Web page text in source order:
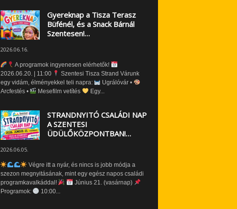
Gyereknap a Tisza Terasz
Büfénél, és a Snack Bárnál
Szentesen!…
2026.06.16.
A programok ingyenesen elérhetők!
2026.06.20. | 11:00
Szentesi Tisza Strand Várunk
egy vidám, élményekkel teli napra:
Ugrálóvár •
Arcfestés •
Mesefilm vetítés Egy...
STRANDNYITÓ CSALÁDI NAP
A SZENTESI
ÜDÜLŐKÖZPONTBAN!…
2026.06.05.
Végre itt a nyár, és nincs is jobb módja a
szezon megnyitásának, mint egy egész napos családi
programkavalkáddal!
Június 21. (vasárnap)
Programok:
10:00...